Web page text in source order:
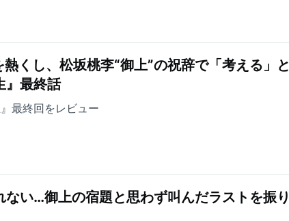
くし、松坂桃李“御上”の祝辞で「考える」と
』最終話
最終回をレビュー
い…御上の宿題と思わず叫んだラストを振り